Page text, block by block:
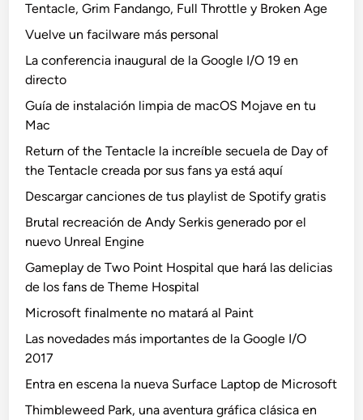
Tentacle, Grim Fandango, Full Throttle y Broken Age
Vuelve un facilware más personal
La conferencia inaugural de la Google I/O 19 en
directo
Guía de instalación limpia de macOS Mojave en tu
Mac
Return of the Tentacle la increíble secuela de Day of
the Tentacle creada por sus fans ya está aquí
Descargar canciones de tus playlist de Spotify gratis
Brutal recreación de Andy Serkis generado por el
nuevo Unreal Engine
Gameplay de Two Point Hospital que hará las delicias
de los fans de Theme Hospital
Microsoft finalmente no matará al Paint
Las novedades más importantes de la Google I/O
2017
Entra en escena la nueva Surface Laptop de Microsoft
Thimbleweed Park, una aventura gráfica clásica en